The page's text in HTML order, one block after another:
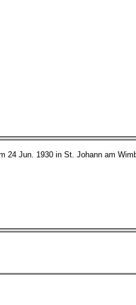
24 Jun. 1930 in St. Johann am